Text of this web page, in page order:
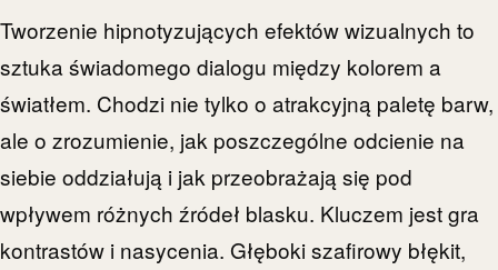
Tworzenie hipnotyzujących efektów wizualnych to
sztuka świadomego dialogu między kolorem a
światłem. Chodzi nie tylko o atrakcyjną paletę barw,
ale o zrozumienie, jak poszczególne odcienie na
siebie oddziałują i jak przeobrażają się pod
wpływem różnych źródeł blasku. Kluczem jest gra
kontrastów i nasycenia. Głęboki szafirowy błękit,